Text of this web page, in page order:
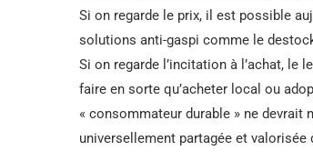
Si on regarde le prix, il est possible
solutions anti-gaspi comme le
Si on regarde l’incitation à l’achat, le
faire en sorte qu’acheter local ou
« consommateur durable » ne
universellement partagée et valorisée